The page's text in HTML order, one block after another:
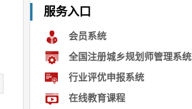
服务入口
会员系统
全国注册城乡规划师管理系统
行业评优申报系统
在线教育课程